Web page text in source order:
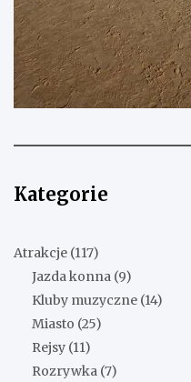
Kategorie
Atrakcje (117)
Jazda konna (9)
Kluby muzyczne (14)
Miasto (25)
Rejsy (11)
Rozrywka (7)